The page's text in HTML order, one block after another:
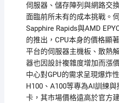
伺服器、儲存陣列與網路交
面臨前所未有的成本挑戰。
Sapphire Rapids與AMD
的推出，CPU本身的價格顯
平台的伺服器主機板、散熱
器也因設計複雜度增加而漲
中心對GPU的需求呈現爆炸
H100、A100等專為AI訓練
卡，其市場價格遠高於官方